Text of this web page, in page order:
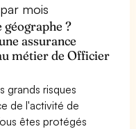
mois
?
assurance
métier de Officier
grands risques
de l'activité de
êtes protégés